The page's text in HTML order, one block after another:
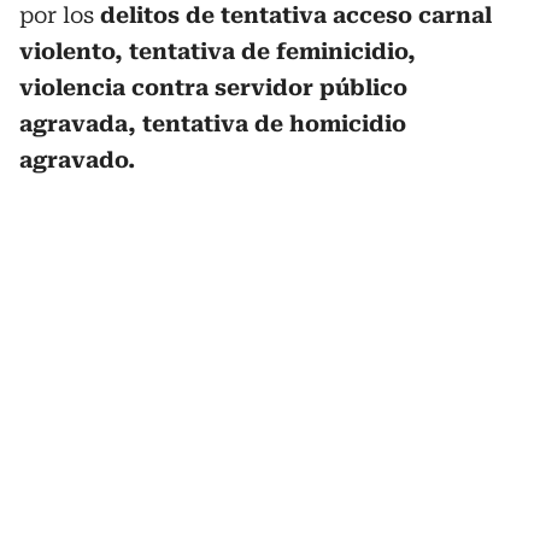
por los delitos de tentativa acceso carnal
violento, tentativa de feminicidio,
violencia contra servidor público
agravada, tentativa de homicidio
agravado.